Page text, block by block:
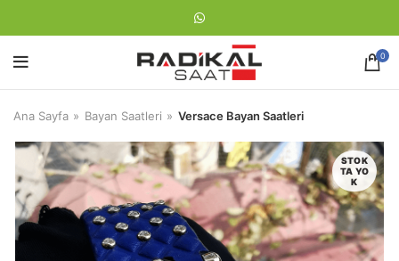
0
Ana Sayfa Bayan Saatleri Versace Bayan Saatleri
STOK
TA YO
K